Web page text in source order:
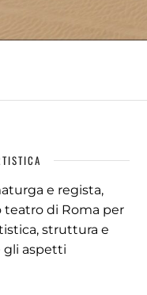
e regista,
teatro di Roma per
struttura e
gli aspetti